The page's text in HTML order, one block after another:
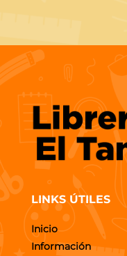
LINKS ÚTILES
Inicio
Información